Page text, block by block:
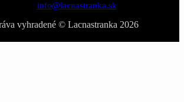
info@lacnastranka.sk
vyhradené © Lacnastranka 2026